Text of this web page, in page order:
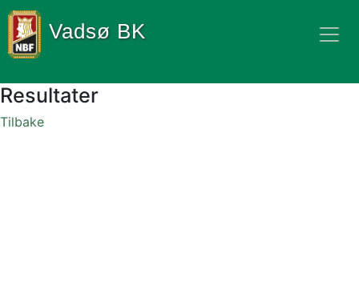
Vadsø BK
Resultater
Tilbake